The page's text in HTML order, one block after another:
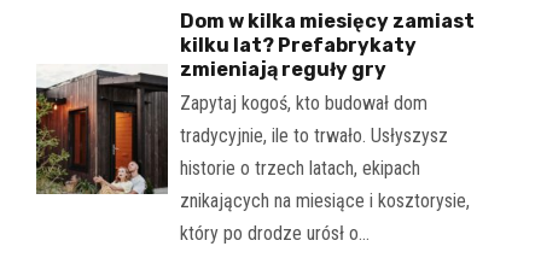
Dom w kilka miesięcy zamiast
kilku lat? Prefabrykaty
zmieniają reguły gry
Zapytaj kogoś, kto budował dom
tradycyjnie, ile to trwało. Usłyszysz
historie o trzech latach, ekipach
znikających na miesiące i kosztorysie,
który po drodze urósł o…